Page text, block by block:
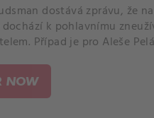
dostává zprávu, že
k pohlavnímu
Případ je pro Aleše
NOW